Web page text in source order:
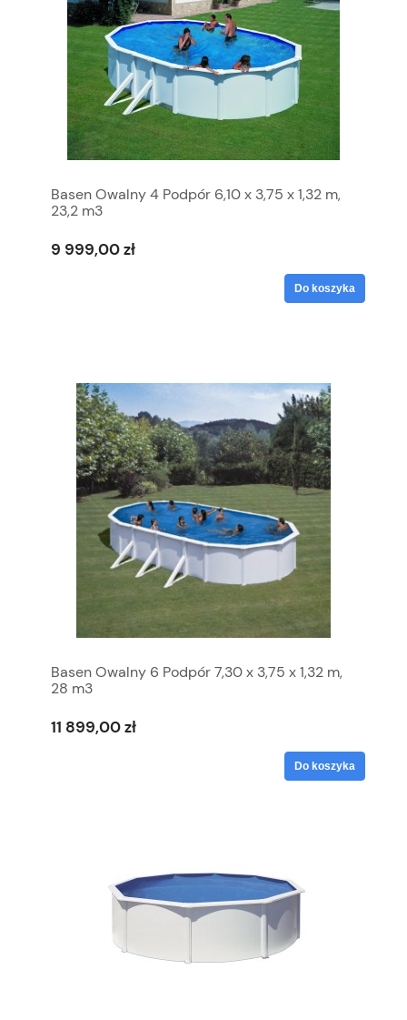
Basen Owalny 4 Podpór 6,10 x 3,75 x 1,32 m,
23,2 m3
9 999,00 zł
Do koszyka
Basen Owalny 6 Podpór 7,30 x 3,75 x 1,32 m,
28 m3
11 899,00 zł
Do koszyka